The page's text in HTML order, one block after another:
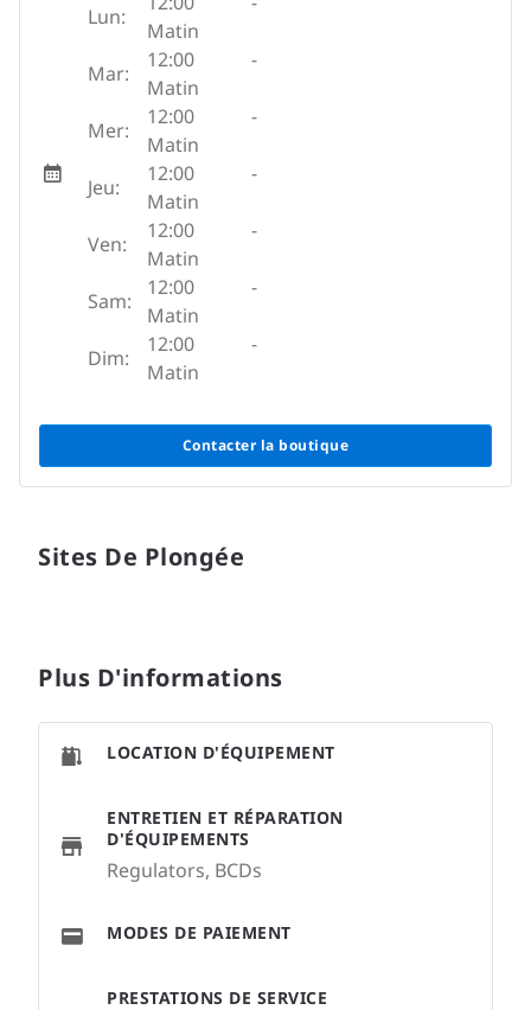
Lun:
Matin
Mar:
12:00
Matin
-
Mer:
12:00
Matin
-
Jeu:
12:00
Matin
-
Ven:
12:00
Matin
-
Sam:
12:00
Matin
-
Dim:
12:00
Matin
-
Contacter la boutique
Sites De Plongée
Plus D'informations
PRESTATIONS DE SERVICE
LOCATION D'ÉQUIPEMENT
ENTRETIEN ET RÉPARATION
D'ÉQUIPEMENTS
Regulators, BCDs
MODES DE PAIEMENT